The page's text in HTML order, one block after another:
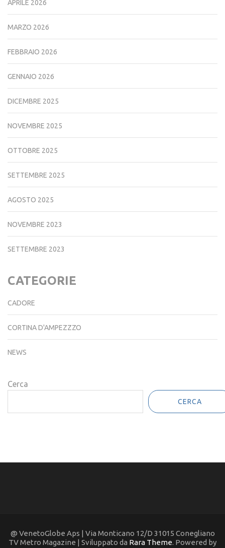
APRILE 2026
MARZO 2026
FEBBRAIO 2026
GENNAIO 2026
DICEMBRE 2025
NOVEMBRE 2025
OTTOBRE 2025
SETTEMBRE 2025
AGOSTO 2025
NOVEMBRE 2023
SETTEMBRE 2023
CATEGORIE
CADORE
CORTINA D'AMPEZZZO
NEWS
Cerca
CERCA
@ VenetoGlobe Aps | Via Monticano 12/D 31015 Conegliano
TV Metro Magazine | Sviluppato da Rara Theme. Powered by